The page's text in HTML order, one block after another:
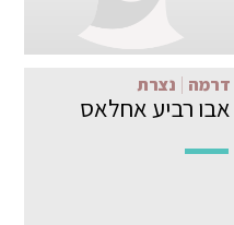
דרמה נצרת
אבו רביע אחלאס